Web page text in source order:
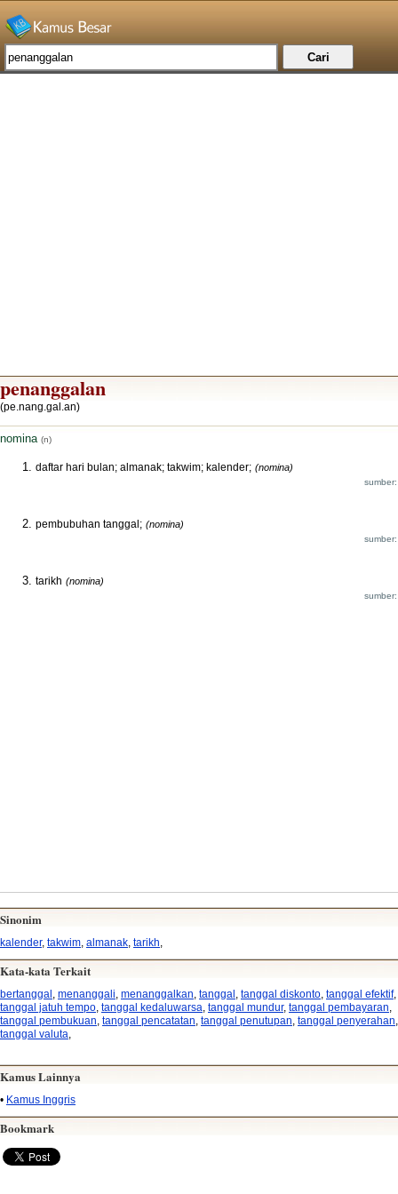
penanggalan
(pe.nang.gal.an)
nomina (n)
daftar hari bulan; almanak; takwim; kalender; (nomina)
pembubuhan tanggal; (nomina)
tarikh (nomina)
Sinonim
kalender, takwim almanak tarikh
Kata-kata Terkait
bertanggal , menanggali, menanggalkan, tanggal , tanggal diskonto, tanggal efektif,
tanggal jatuh tempo, tanggal kedaluwarsa, tanggal mundur, tanggal pembayaran,
tanggal pembukuan, tanggal pencatatan, tanggal penutupan, tanggal penyerahan,
tanggal valuta,
Kamus Lainnya
• Kamus Inggris
Bookmark